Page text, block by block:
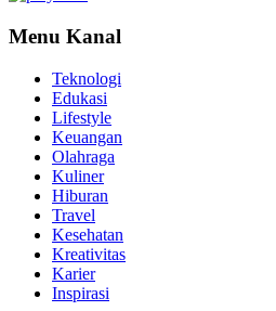
Menu Kanal
Teknologi
Edukasi
Lifestyle
Keuangan
Olahraga
Kuliner
Hiburan
Travel
Kesehatan
Kreativitas
Karier
Inspirasi